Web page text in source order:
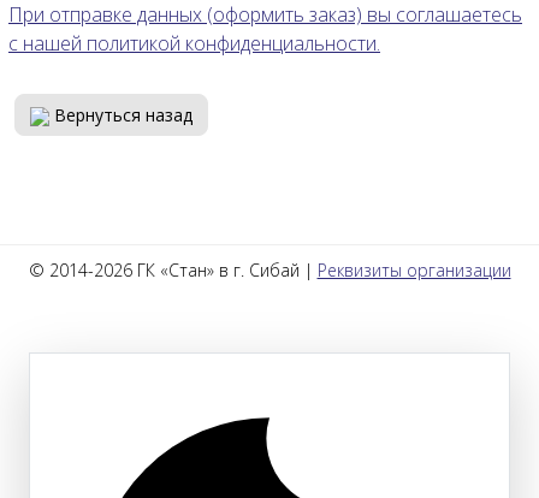
При отправке данных (оформить заказ) вы соглашаетесь
с нашей политикой конфиденциальности.
Вернуться назад
© 2014-2026 ГК «Стан» в г. Сибай | Реквизиты организации